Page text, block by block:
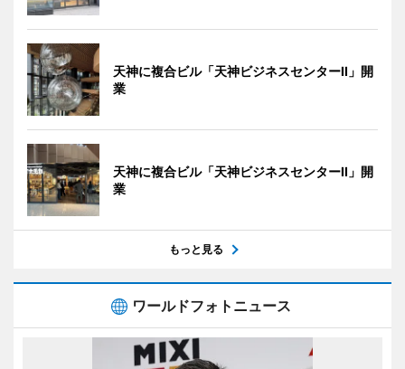
天神に複合ビル「天神ビジネスセンターII」開
業
天神に複合ビル「天神ビジネスセンターII」開
業
もっと見る
ワールドフォトニュース